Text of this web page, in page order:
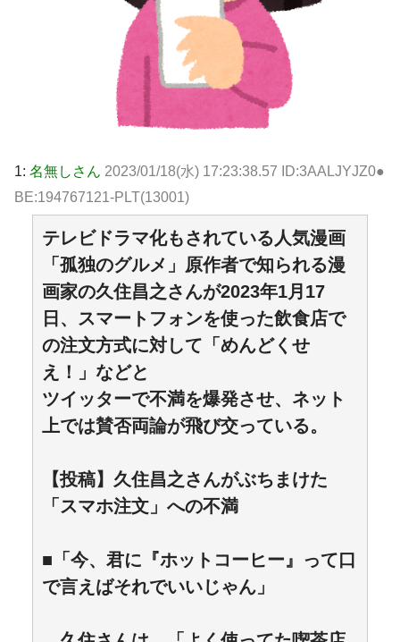
1: 名無しさん 2023/01/18(水) 17:23:38.57 ID:3AALJYJZ0●
BE:194767121-PLT(13001)
テレビドラマ化もされている人気漫画
「孤独のグルメ」原作者で知られる漫
画家の久住昌之さんが2023年1月17
日、スマートフォンを使った飲食店で
の注文方式に対して「めんどくせ
え！」などと
ツイッターで不満を爆発させ、ネット
上では賛否両論が飛び交っている。
【投稿】久住昌之さんがぶちまけた
「スマホ注文」への不満
■「今、君に『ホットコーヒー』って口
で言えばそれでいいじゃん」